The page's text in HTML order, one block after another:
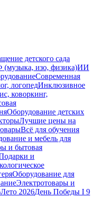
детского сада
изо, физика)ИИ
Современная
логопедИнклюзивное
коворкинг,
Оборудование детских
Лучшие цены на
Всё для обучения
и мебель для
и бытовая
и
Оборудование для
Электротовары и
Лето 2026День Победы I 9